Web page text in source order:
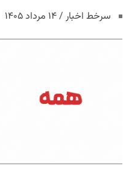
سرخط اخبار / ۱۴ مرداد ۱۴۰۵